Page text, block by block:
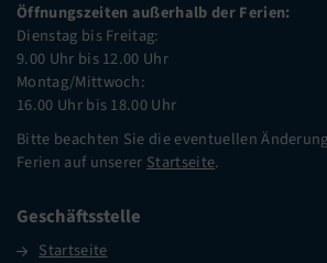
Öffnungszeiten außerhalb der Ferien:
Dienstag bis Freitag:
9.00 Uhr bis 12.00 Uhr
Montag/Mittwoch:
16.00 Uhr bis 18.00 Uhr
Bitte beachten Sie die eventuellen
Ferien auf unserer Startseite.
Geschäftsstelle
Startseite